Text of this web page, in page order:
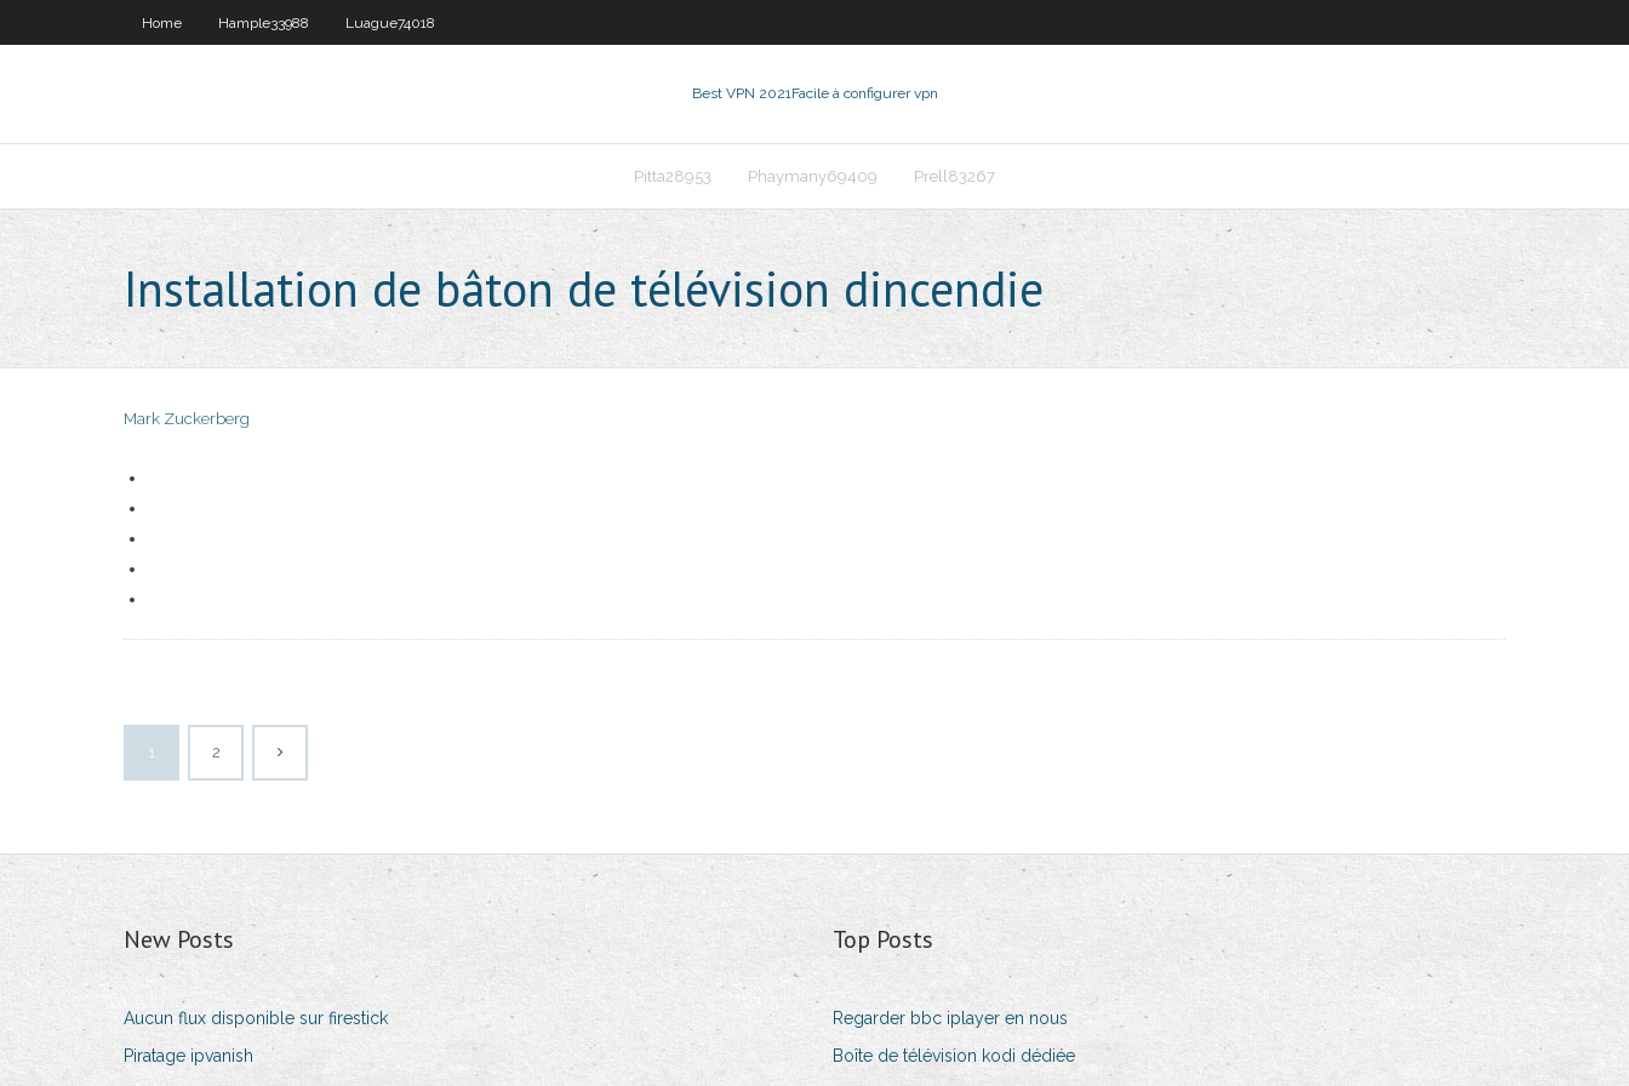
Home Hample33988 Luague74018
Best VPN 2021Facile à configurer vpn
Pitta28953 Phaymany69409 Prell83267
Installation de bâton de télévision dincendie
Mark Zuckerberg
1 2
New Posts
Aucun flux disponible sur firestick
Piratage ipvanish
Top Posts
Regarder bbc iplayer en nous
Boîte de télévision kodi dédiée